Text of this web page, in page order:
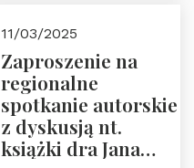
i prof.
Krasnodębski
11/03/2025
Zaproszenie na
regionalne
spotkanie autorskie
z dyskusją nt.
książki dra Jana